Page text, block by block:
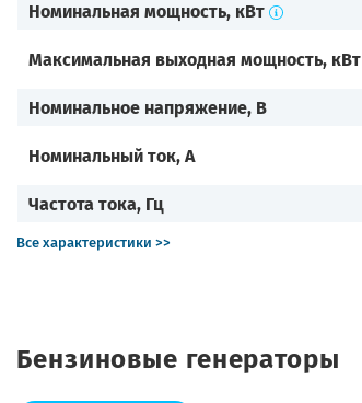
Номинальная мощность, кВт
Максимальная выходная мощность, кВт
Номинальное напряжение, В
Номинальный ток, А
Частота тока, Гц
Все характеристики >>
Бензиновые генераторы